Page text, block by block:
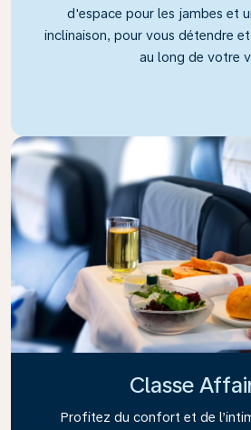
d'espace pour les jambes et
inclinaison, pour vous détendre
au long de votre
Classe
Profitez du confort et de